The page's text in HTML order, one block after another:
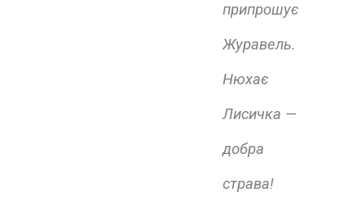
припрошує
Журавель.
Нюхає
Лисичка —
добра
страва!